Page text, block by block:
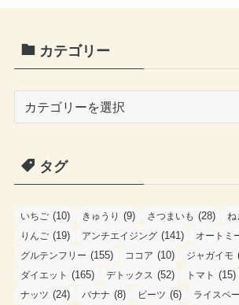
カテゴリー
ゴ
タグ
いちご (10) きゅうり (9) さつまいも (28) ね
りんご (19) アンチエイジング (141) オートミ
グルテンフリー (155) ココア (10) ジャガイモ
ダイエット (165) デトックス (52) トマト (15)
ナッツ (24) バナナ (8) ビーツ (6) ライスペ